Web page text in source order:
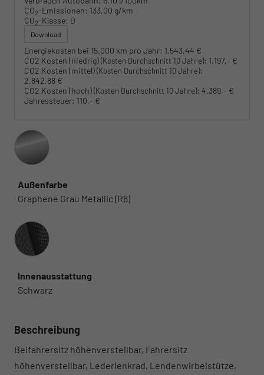
CO2-Emissionen: 133,00 g/km
CO2-Klasse: D
Download
Energiekosten bei 15.000 km pro Jahr: 1.543,44 €
CO2 Kosten (niedrig)(Kosten Durchschnitt 10 Jahre): 1.197,- €
CO2 Kosten (mittel)(Kosten Durchschnitt 10 Jahre):
2.842,88 €
CO2 Kosten (hoch)(Kosten Durchschnitt 10 Jahre): 4.389,- €
Jahressteuer: 110,- €
Außenfarbe
Graphene Grau Metallic (R6)
Innenausstattung
Innenausstattung
Schwarz
Beschreibung
Beifahrersitz höhenverstellbar, Fahrersitz
höhenverstellbar, Lederlenkrad, Lendenwirbelstütze,